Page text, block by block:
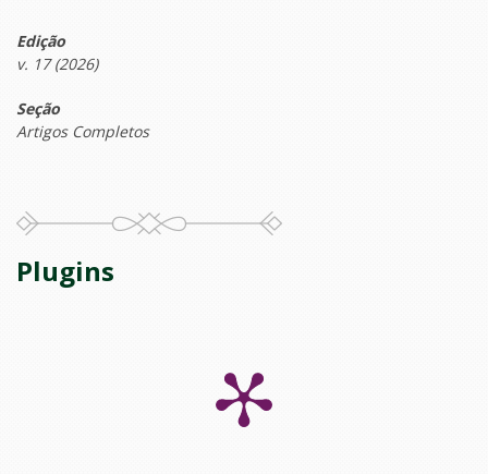
Edição
v. 17 (2026)
Seção
Artigos Completos
Plugins